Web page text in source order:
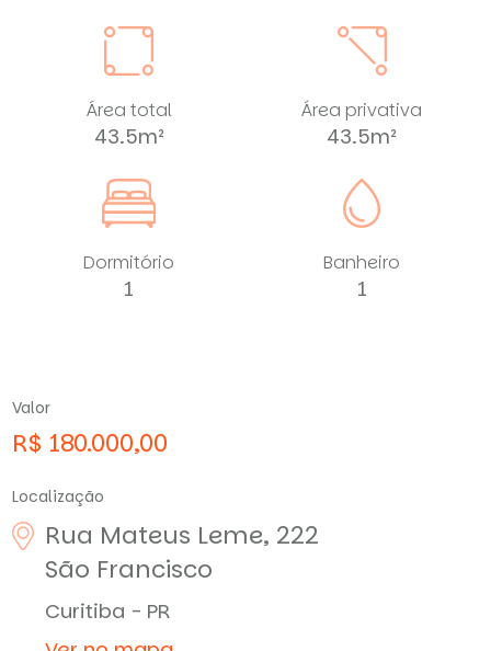
Área total
43.5m²
Área privativa
43.5m²
Dormitório
1
Banheiro
1
Valor
R$ 180.000,00
Localização
Rua Mateus Leme, 222
São Francisco
Curitiba - PR